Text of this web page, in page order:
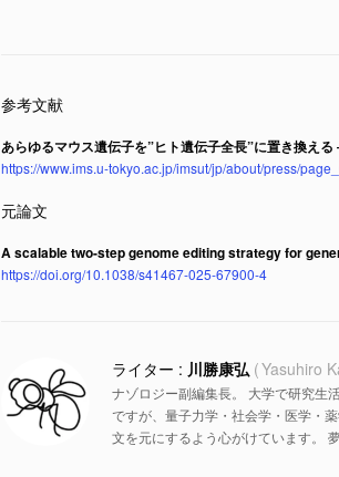
あらゆるマウス遺伝子を”ヒト遺伝子全長”に置き換
https://www.ims.u-tokyo.ac.jp/imsut/jp/about/press/
A scalable two-step genome editing strategy for
https://doi.org/10.1038/s41467-025-67900-4
川勝康弘 Yasuhiro
ナゾロジー副編集長。 大学で研究生
ですが、量子力学・社会学・医学・
文を元にするよう心がけています。